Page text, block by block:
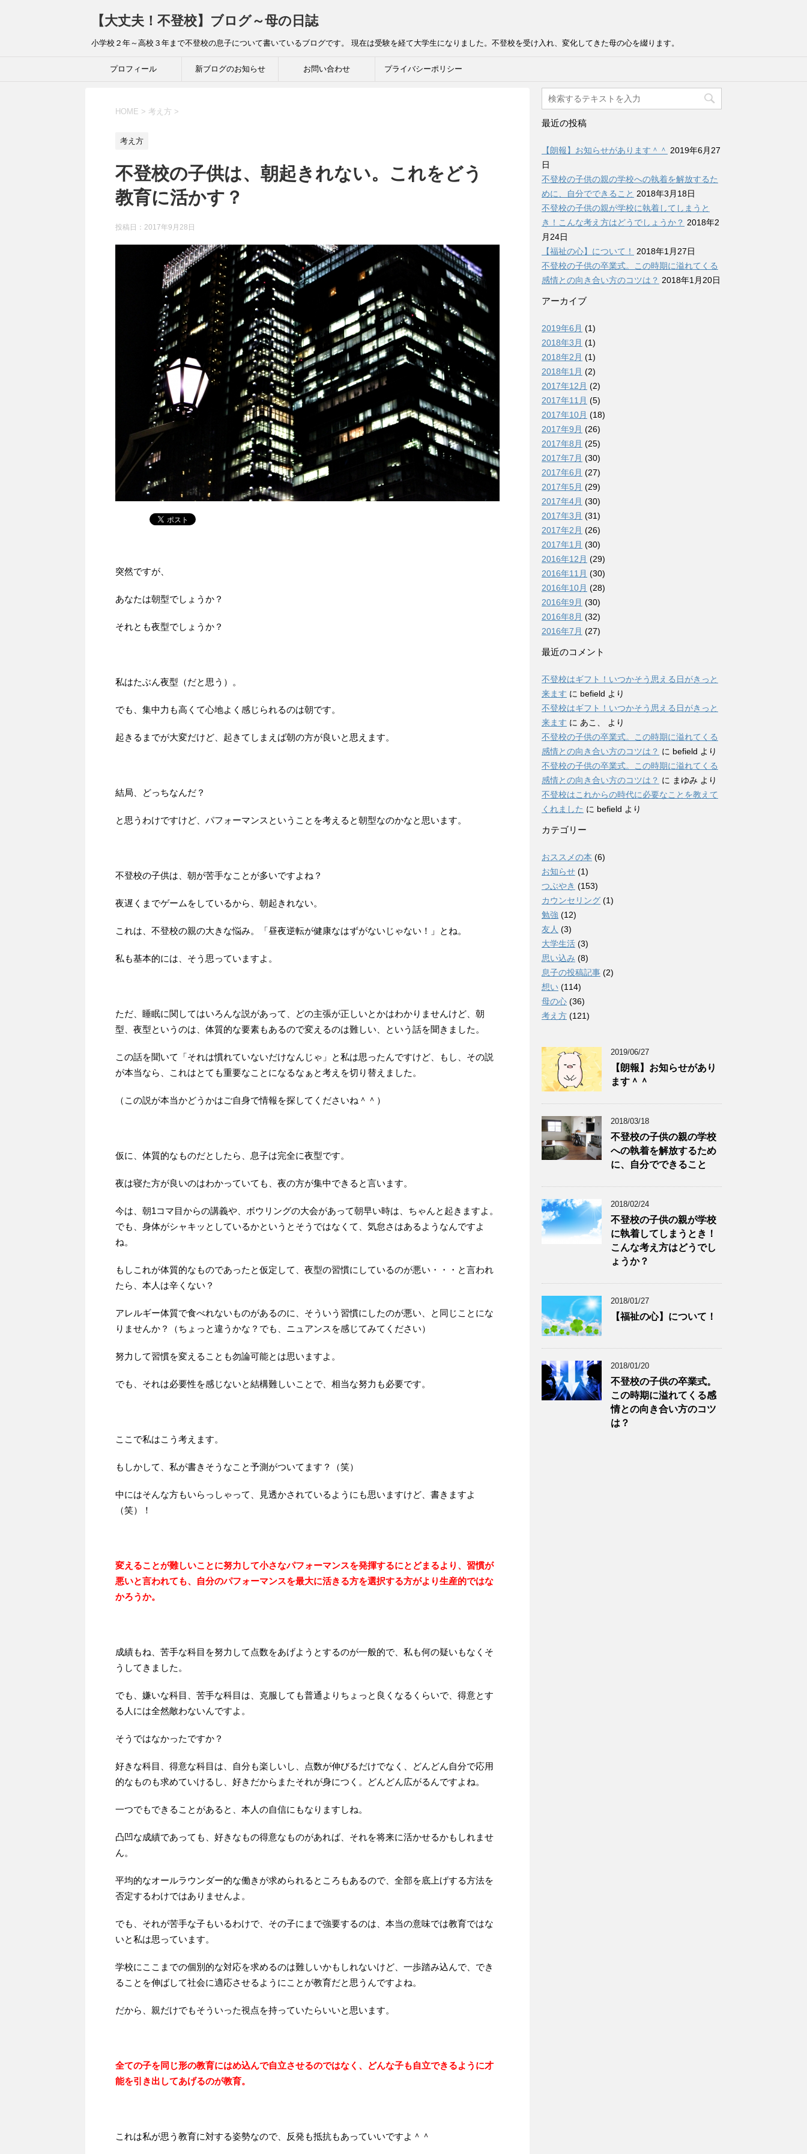
【大丈夫！不登校】ブログ～母の日誌
小学校２年～高校３年まで不登校の息子について書いているブログです。 現在は受験を経て大学生になりました。不登校を受け入れ、変化してきた母の心を綴ります。
プロフィール 新ブログのお知らせ お問い合わせ プライバシーポリシー
HOME > 考え方 >
考え方
不登校の子供は、朝起きれない。これをどう
教育に活かす？
投稿日：2017年9月28日
突然ですが、
あなたは朝型でしょうか？
それとも夜型でしょうか？
私はたぶん夜型（だと思う）。
でも、集中力も高くて心地よく感じられるのは朝です。
起きるまでが大変だけど、起きてしまえば朝の方が良いと思えます。
結局、どっちなんだ？
と思うわけですけど、パフォーマンスということを考えると朝型なのかなと思います。
不登校の子供は、朝が苦手なことが多いですよね？
夜遅くまでゲームをしているから、朝起きれない。
これは、不登校の親の大きな悩み。「昼夜逆転が健康なはずがないじゃない！」とね。
私も基本的には、そう思っていますよ。
ただ、睡眠に関してはいろんな説があって、どの主張が正しいとかはわかりませんけど、朝
型、夜型というのは、体質的な要素もあるので変えるのは難しい、という話を聞きました。
この話を聞いて「それは慣れていないだけなんじゃ」と私は思ったんですけど、もし、その説
が本当なら、これはとても重要なことになるなぁと考えを切り替えました。
（この説が本当かどうかはご自身で情報を探してくださいね＾＾）
仮に、体質的なものだとしたら、息子は完全に夜型です。
夜は寝た方が良いのはわかっていても、夜の方が集中できると言います。
今は、朝1コマ目からの講義や、ボウリングの大会があって朝早い時は、ちゃんと起きますよ。
でも、身体がシャキッとしているかというとそうではなくて、気怠さはあるようなんですよ
ね。
もしこれが体質的なものであったと仮定して、夜型の習慣にしているのが悪い・・・と言われ
たら、本人は辛くない？
アレルギー体質で食べれないものがあるのに、そういう習慣にしたのが悪い、と同じことにな
りませんか？（ちょっと違うかな？でも、ニュアンスを感じてみてください）
努力して習慣を変えることも勿論可能とは思いますよ。
でも、それは必要性を感じないと結構難しいことで、相当な努力も必要です。
ここで私はこう考えます。
もしかして、私が書きそうなこと予測がついてます？（笑）
中にはそんな方もいらっしゃって、見透かされているようにも思いますけど、書きますよ
（笑）！
変えることが難しいことに努力して小さなパフォーマンスを発揮するにとどまるより、習慣が
悪いと言われても、自分のパフォーマンスを最大に活きる方を選択する方がより生産的ではな
かろうか。
成績もね、苦手な科目を努力して点数をあげようとするのが一般的で、私も何の疑いもなくそ
うしてきました。
でも、嫌いな科目、苦手な科目は、克服しても普通よりちょっと良くなるくらいで、得意とす
る人には全然敵わないんですよ。
そうではなかったですか？
好きな科目、得意な科目は、自分も楽しいし、点数が伸びるだけでなく、どんどん自分で応用
的なものも求めていけるし、好きだからまたそれが身につく。どんどん広がるんですよね。
一つでもできることがあると、本人の自信にもなりますしね。
凸凹な成績であっても、好きなもの得意なものがあれば、それを将来に活かせるかもしれませ
ん。
平均的なオールラウンダー的な働きが求められるところもあるので、全部を底上げする方法を
否定するわけではありませんよ。
でも、それが苦手な子もいるわけで、その子にまで強要するのは、本当の意味では教育ではな
いと私は思っています。
学校にここまでの個別的な対応を求めるのは難しいかもしれないけど、一歩踏み込んで、でき
ることを伸ばして社会に適応させるようにことが教育だと思うんですよね。
だから、親だけでもそういった視点を持っていたらいいと思います。
全ての子を同じ形の教育にはめ込んで自立させるのではなく、どんな子も自立できるように才
能を引き出してあげるのが教育。
これは私が思う教育に対する姿勢なので、反発も抵抗もあっていいですよ＾＾
最近の投稿
【朗報】お知らせがあります＾＾ 2019年6月27
日
不登校の子供の親の学校への執着を解放するた
めに、自分でできること 2018年3月18日
不登校の子供の親が学校に執着してしまうと
き！こんな考え方はどうでしょうか？ 2018年2
月24日
【福祉の心】について！
2018年1月27日
不登校の子供の卒業式。この時期に溢れてくる
感情との向き合い方のコツは？ 2018年1月20日
アーカイブ
2019年6月 (1)
2018年3月 (1)
2018年2月 (1)
2018年1月 (2)
2017年12月 (2)
2017年11月 (5)
2017年10月 (18)
2017年9月 (26)
2017年8月 (25)
2017年7月 (30)
2017年6月 (27)
2017年5月 (29)
2017年4月 (30)
2017年3月 (31)
2017年2月 (26)
2017年1月 (30)
2016年12月 (29)
2016年11月 (30)
2016年10月 (28)
2016年9月 (30)
2016年8月 (32)
2016年7月 (27)
最近のコメント
不登校はギフト！いつかそう思える日がきっと
来ます に befield より
不登校はギフト！いつかそう思える日がきっと
来ます に あこ、
より
不登校の子供の卒業式。この時期に溢れてくる
感情との向き合い方のコツは？ に befield より
不登校の子供の卒業式。この時期に溢れてくる
感情との向き合い方のコツは？ に まゆみ より
不登校はこれからの時代に必要なことを教えて
くれました に befield より
カテゴリー
おススメの本 (6)
お知らせ (1)
つぶやき (153)
カウンセリング (1)
勉強 (12)
友人 (3)
大学生活 (3)
思い込み (8)
息子の投稿記事 (2)
想い (114)
母の心 (36)
考え方 (121)
2019/06/27
【朗報】お知らせがあり
ます＾＾
2018/03/18
不登校の子供の親の学校
への執着を解放するため
に、自分でできること
2018/02/24
不登校の子供の親が学校
に執着してしまうとき！
こんな考え方はどうでし
ょうか？
2018/01/27
【福祉の心】について！
2018/01/20
不登校の子供の卒業式。
この時期に溢れてくる感
情との向き合い方のコツ
は？